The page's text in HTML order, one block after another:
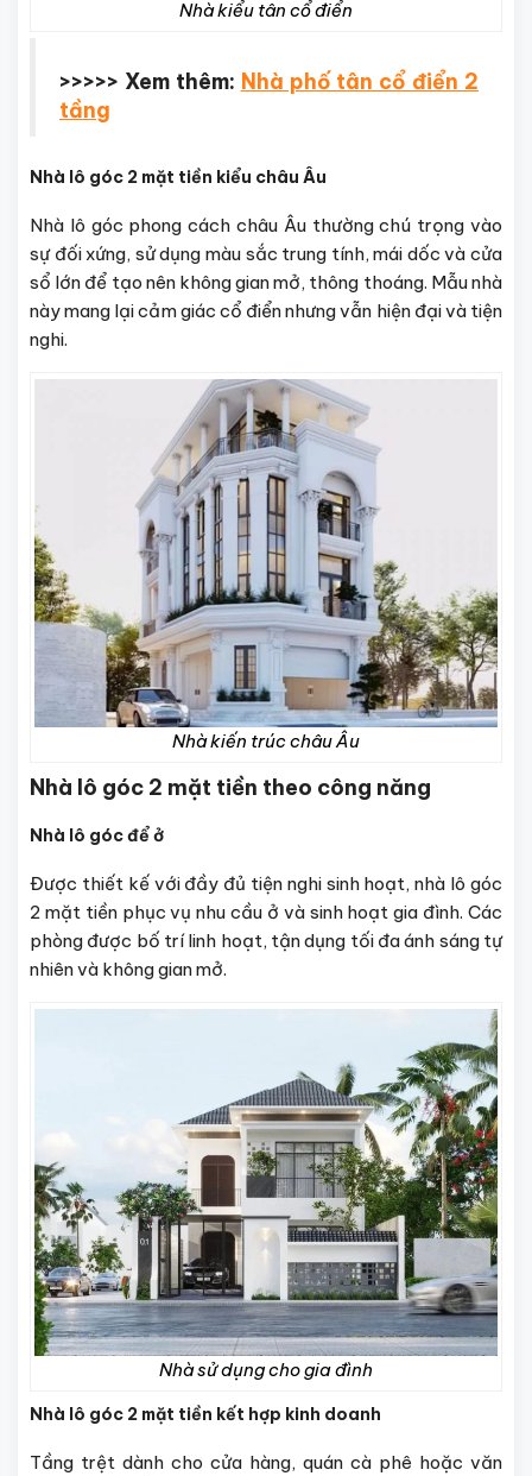
Nhà kiểu tân cổ điển
>>>>> Xem thêm: Nhà phố tân cổ điển 2
tầng
Nhà lô góc 2 mặt tiền kiểu châu Âu
Nhà lô góc phong cách châu Âu thường chú trọng vào
sự đối xứng, sử dụng màu sắc trung tính, mái dốc và cửa
sổ lớn để tạo nên không gian mở, thông thoáng. Mẫu nhà
này mang lại cảm giác cổ điển nhưng vẫn hiện đại và tiện
nghi.
Nhà kiến trúc châu Âu
Nhà lô góc 2 mặt tiền theo công năng
Nhà lô góc để ở
Được thiết kế với đầy đủ tiện nghi sinh hoạt, nhà lô góc
2 mặt tiền phục vụ nhu cầu ở và sinh hoạt gia đình. Các
phòng được bố trí linh hoạt, tận dụng tối đa ánh sáng tự
nhiên và không gian mở.
Nhà sử dụng cho gia đình
Nhà lô góc 2 mặt tiền kết hợp kinh doanh
Tầng trệt dành cho cửa hàng, quán cà phê hoặc văn